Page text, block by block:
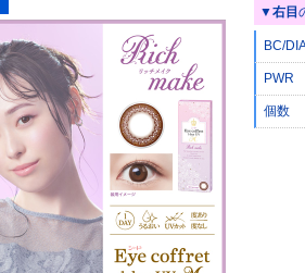
▼右目
BC/
PWR
個数